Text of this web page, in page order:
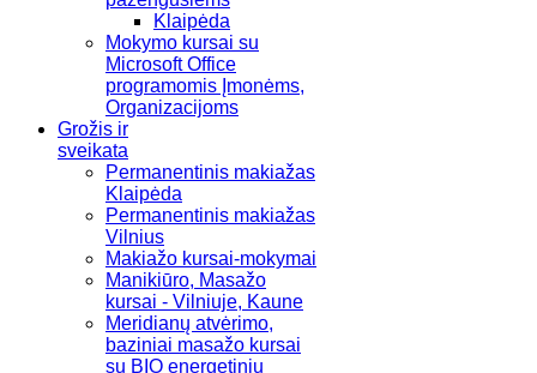
Klaipėda
Mokymo kursai su
Microsoft Office
programomis Įmonėms,
Organizacijoms
Grožis ir
sveikata
Permanentinis makiažas
Klaipėda
Permanentinis makiažas
Vilnius
Makiažo kursai-mokymai
Manikiūro, Masažo
kursai - Vilniuje, Kaune
Meridianų atvėrimo,
baziniai masažo kursai
su BIO energetiniu